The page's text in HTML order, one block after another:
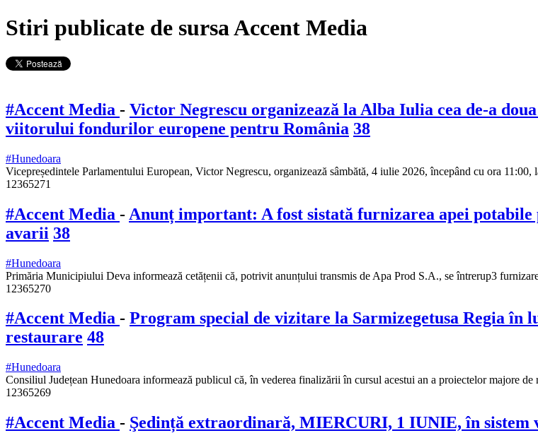
Stiri publicate de sursa Accent Media
#Accent Media - Victor Negrescu organizează la Alba Iulia cea de-a
viitorului fondurilor europene pentru România 38
#Hunedoara
Vicepreședintele Parlamentului European, Victor Negrescu, organizează sâmbătă, 4 iulie 2026, începând cu ora
12365271
#Accent Media - Anunț important: A fost sistată furnizarea apei
avarii 38
#Hunedoara
Primăria Municipiului Deva informează cetățenii că, potrivit anunțului transmis de Apa Prod S.A., se întrerup3
12365270
#Accent Media - Program special de vizitare la Sarmizegetusa Regia
restaurare 48
#Hunedoara
Consiliul Județean Hunedoara informează publicul că, în vederea finalizării în cursul acestui an a proiectelor majore
12365269
#Accent Media - Şedință extraordinară, MIERCURI, 1 IUNIE, în sistem